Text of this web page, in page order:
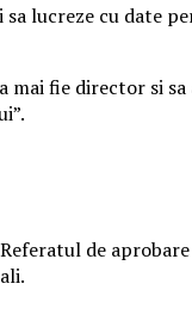
lucreze cu date
mai fie director si sa
de